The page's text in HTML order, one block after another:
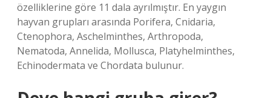
özelliklerine göre 11 dala ayrılmıştır. En yaygın
hayvan grupları arasında Porifera, Cnidaria,
Ctenophora, Aschelminthes, Arthropoda,
Nematoda, Annelida, Mollusca, Platyhelminthes,
Echinodermata ve Chordata bulunur.